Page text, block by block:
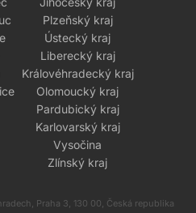
Plzeňský kraj
Ústecký kraj
Liberecký kraj
Královéhradecký kraj
Olomoucký kraj
Pardubický kraj
Karlovarský kraj
Vysočina
Zlínský kraj
Praha 3, 130 00, Česká republika